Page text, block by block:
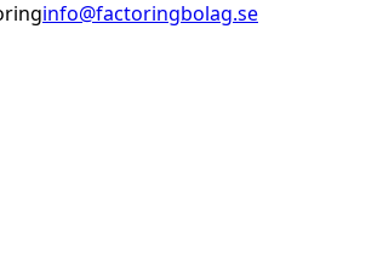
info@factoringbolag.se